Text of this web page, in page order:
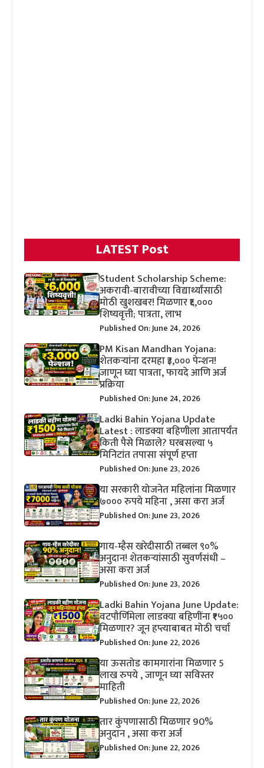
LATEST Post
Student Scholarship Scheme:
अकरावी-बारावीच्या विद्यार्थ्यांसाठी
मोठी खुशखबर! मिळणार ₹६,०००
शिष्यवृत्ती; पात्रता, लाभ
Published On: June 24, 2026
PM Kisan Mandhan Yojana:
शेतकऱ्यांना दरमहा ₹३,००० पेन्शन!
जाणून घ्या पात्रता, फायदे आणि अर्ज
प्रक्रिया
Published On: June 24, 2026
Ladki Bahin Yojana Update
Latest : लाडक्या बहिणीला आतापर्यंत
किती पैसे मिळाले? घरबसल्या ५
मिनिटांत तपासा संपूर्ण हप्ता
Published On: June 23, 2026
या सरकारी योजनेत महिलांना मिळणार
७००० रुपये महिना , असा करा अर्ज
Published On: June 23, 2026
गाय-म्हैस खरेदीसाठी तब्बल ९०%
अनुदान! शेतकऱ्यांसाठी सुवर्णसंधी –
असा करा अर्ज
Published On: June 23, 2026
Ladki Bahin Yojana June Update:
वटपौर्णिमेला लाडक्या बहिणींना ₹१५००
मिळणार? जून हप्त्याबाबत मोठी चर्चा
Published On: June 22, 2026
या ऊसतोड कामगारांना मिळणार 5
लाख रुपये , जाणून घ्या सविस्तर
माहिती
Published On: June 22, 2026
तार कुंपणासाठी मिळणार 90%
अनुदान , असा करा अर्ज
Published On: June 22, 2026